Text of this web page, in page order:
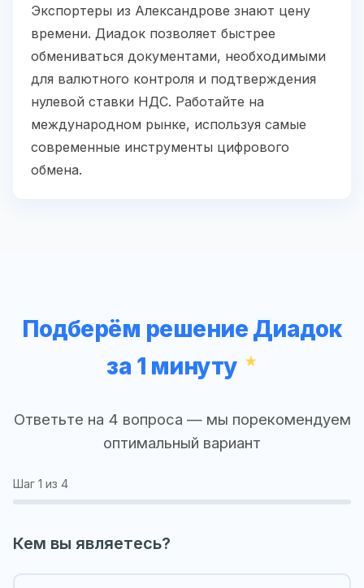
Экспортеры из Александрове знают цену
времени. Диадок позволяет быстрее
обмениваться документами, необходимыми
для валютного контроля и подтверждения
нулевой ставки НДС. Работайте на
международном рынке, используя самые
современные инструменты цифрового
обмена.
Подберём решение Диадок
за 1 минуту
Ответьте на 4 вопроса — мы порекомендуем
оптимальный вариант
Шаг 1 из 4
Кем вы являетесь?